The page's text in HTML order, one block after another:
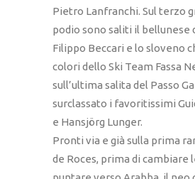
Pietro Lanfranchi. Sul terzo
podio sono saliti il bellunese
Filippo Beccari e lo sloveno
colori dello Ski Team Fassa
sull’ultima salita del Passo
surclassato i favoritissimi
e Hansjörg Lunger.
Pronti via e già sulla prima
de Roces, prima di cambiare